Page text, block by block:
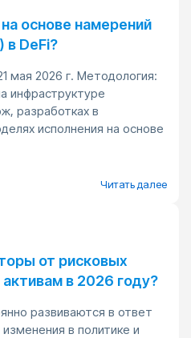
основе намерений
в DeFi?
мая 2026 г. Методология:
инфраструктуре
разработках в
исполнения на основе
Читать далее
от рисковых
в 2026 году?
развиваются в ответ
в политике и